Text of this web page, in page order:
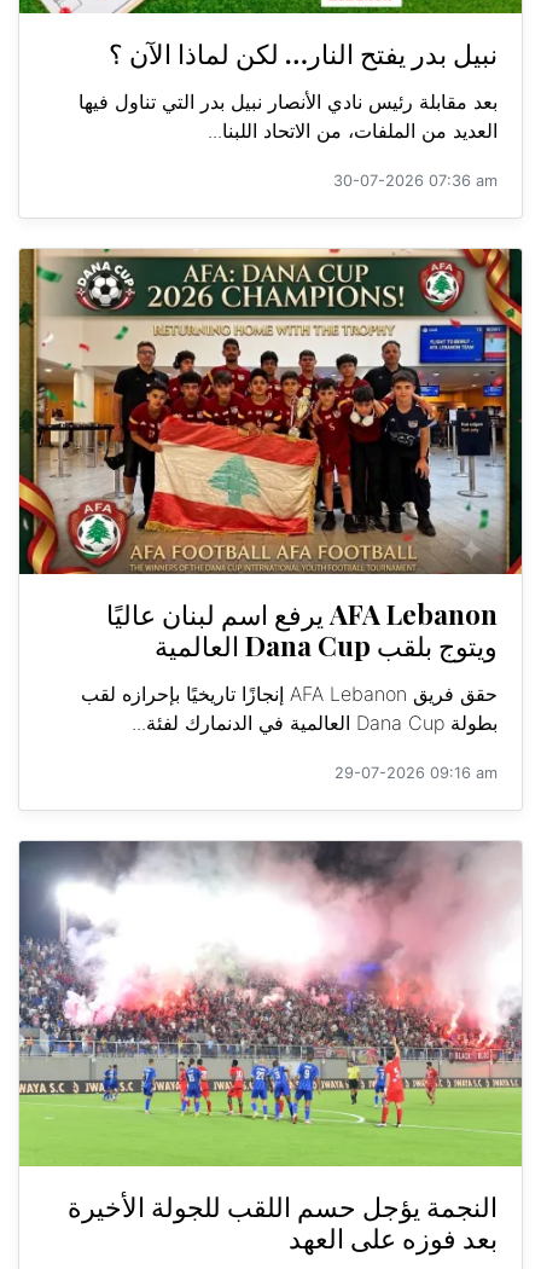
نبيل بدر يفتح النار… لكن لماذا الآن ؟
بعد مقابلة رئيس نادي الأنصار نبيل بدر التي تناول فيها
العديد من الملفات، من الاتحاد اللبنا...
30-07-2026 07:36 am
AFA Lebanon يرفع اسم لبنان عاليًا
ويتوج بلقب Dana Cup العالمية
حقق فريق AFA Lebanon إنجازًا تاريخيًا بإحرازه لقب
بطولة Dana Cup العالمية في الدنمارك لفئة...
29-07-2026 09:16 am
النجمة يؤجل حسم اللقب للجولة الأخيرة
بعد فوزه على العهد